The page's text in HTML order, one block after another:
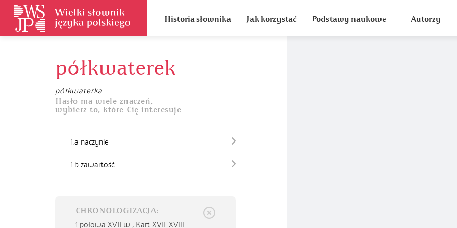
Historia słownika Jak korzystać Podstawy naukowe Autorzy
półkwaterek
półkwaterka
Hasło ma wiele znaczeń,
wybierz to, które Cię interesuje
1.a naczynie
1.b zawartość
CHRONOLOGIZACJA:
1 połowa XVII w., Kart XVII-XVIII